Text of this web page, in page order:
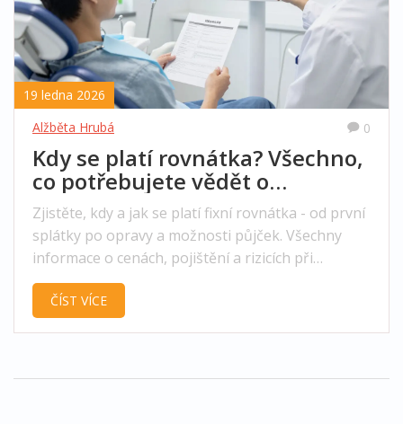
19 ledna 2026
Alžběta Hrubá
0
Kdy se platí rovnátka? Všechno,
co potřebujete vědět o
nákladech na ortodoncii
Zjistěte, kdy a jak se platí fixní rovnátka - od první
splátky po opravy a možnosti půjček. Všechny
informace o cenách, pojištění a rizicích při
přerušení léčby.
ČÍST VÍCE